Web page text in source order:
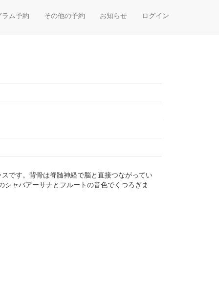
ラム予約 その他の予約 お知らせ ログイン
です。背骨は脊髄神経で脳と直接つながってい
ャバアーサナとフルートの音色でくつろぎま